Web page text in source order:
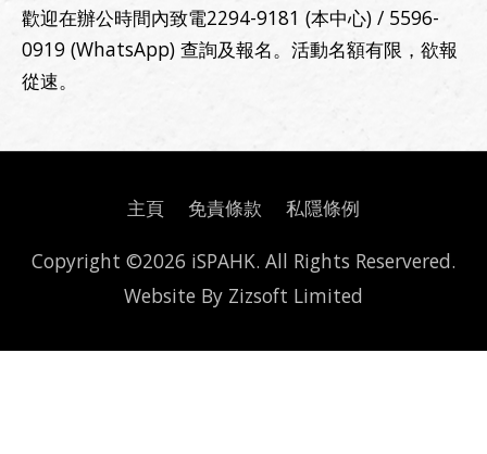
歡迎在辦公時間內致電2294-9181 (本中心) / 5596-
0919 (WhatsApp) 查詢及報名。活動名額有限，欲報
從速。
主頁 免責條款 私隱條例
Copyright ©2026 iSPAHK. All Rights Reservered.
Website By Zizsoft Limited